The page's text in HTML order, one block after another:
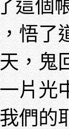
這個
悟了
，鬼
片光
們的